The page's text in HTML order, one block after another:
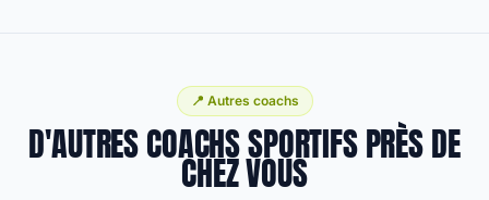
📍 Autres coachs
D'AUTRES COACHS SPORTIFS PRÈS DE
CHEZ VOUS